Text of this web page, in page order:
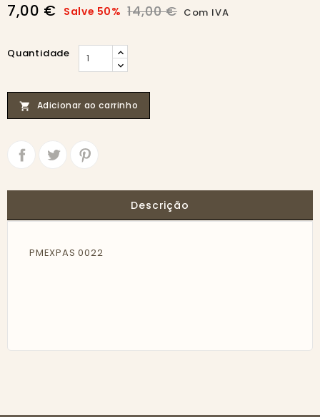
7,00 € Salve 50% 14,00 € Com IVA
Quantidade
 Adicionar ao carrinho
Descrição
PMEXPAS 0022